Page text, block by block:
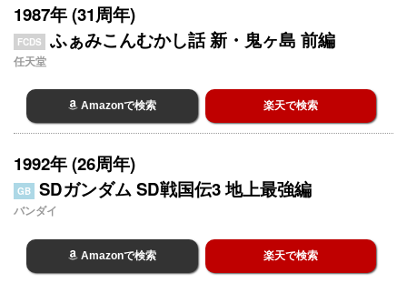
1987年 (31周年)
FCDS ふぁみこんむかし話 新・鬼ヶ島 前編
任天堂
Amazonで検索 楽天で検索
1992年 (26周年)
GB SDガンダム SD戦国伝3 地上最強編
バンダイ
Amazonで検索 楽天で検索